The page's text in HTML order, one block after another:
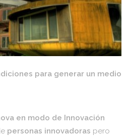
para generar un medio
en modo de Innovación
personas innovadoras pero